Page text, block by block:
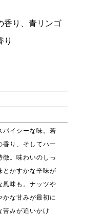
香り、青リンゴ
り
パイシーな味。若
香り、そしてハー
徴。味わいのしっ
とかすかな辛味が
風味も。ナッツや
かな甘みが最初に
苦みが追いかけ